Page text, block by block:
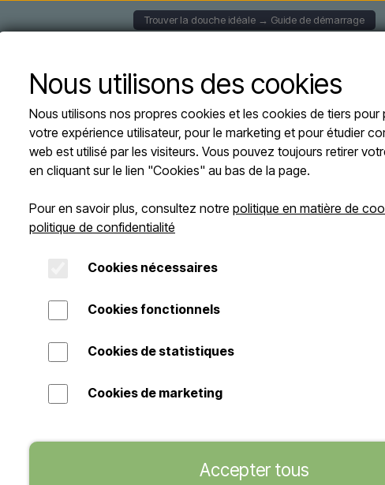
Trouver la douche idéale → Guide de démarrage
autoportantes
Raccordement à l'eau Douche-pieds
Nous utilisons des cookies
Nous utilisons nos propres cookies et les cookies de tiers pour
votre expérience utilisateur, pour le marketing et pour étudier
web est utilisé par les visiteurs. Vous pouvez toujours retirer
en cliquant sur le lien "Cookies" au bas de la page.
Pour en savoir plus, consultez notre politique en matière de
politique de confidentialité
Cookies nécessaires
Cookies fonctionnels
Cookies de statistiques
Cookies de marketing
Accepter tous